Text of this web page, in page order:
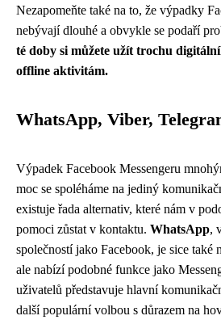
Nezapomeňte také na to, že výpadky
nebývají dlouhé a obvykle se podaří
té doby si můžete užít trochu
offline aktivitám.
WhatsApp, Viber,
Výpadek Facebook Messengeru
moc se spoléháme na jediný
existuje řada alternativ, které nám v
pomoci zůstat v kontaktu. WhatsApp,
společností jako Facebook, je sice také
ale nabízí podobné funkce jako
uživatelů představuje hlavní
další populární volbou s důrazem na